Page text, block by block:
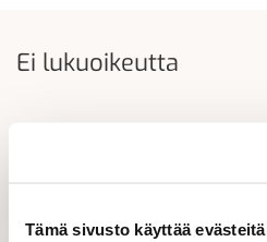
Tämä sivusto käyttää evästeitä
Ei lukuoikeutta